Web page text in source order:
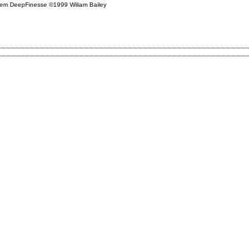
DeepFinesse ©1999 Wiliam Bailey